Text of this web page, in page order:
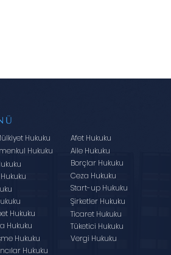
Hukuku
Hukuku
Hukuku
Hukuku
Hukuku
Afet Hukuku
Aile Hukuku
Borçlar Hukuku
Ceza Hukuku
Start-up Hukuku
Şirketler Hukuku
Ticaret Hukuku
Tüketici Hukuku
Vergi Hukuku
Hukuku